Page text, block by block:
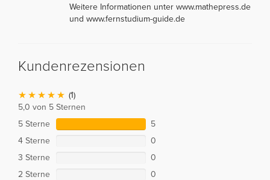
Weitere Informationen unter www.mathepress.de
und www.fernstudium-guide.de
Kundenrezensionen
(1)
5,0 von 5 Sternen
5 Sterne
5
4 Sterne
0
3 Sterne
0
2 Sterne
0